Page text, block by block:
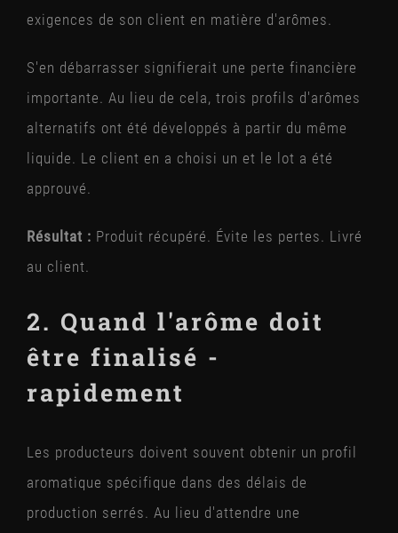
exigences de son client en matière d'arômes.
S'en débarrasser signifierait une perte financière
importante. Au lieu de cela, trois profils d'arômes
alternatifs ont été développés à partir du même
liquide. Le client en a choisi un et le lot a été
approuvé.
Résultat : Produit récupéré. Évite les pertes. Livré
au client.
2. Quand l'arôme doit
être finalisé -
rapidement
Les producteurs doivent souvent obtenir un profil
aromatique spécifique dans des délais de
production serrés. Au lieu d'attendre une